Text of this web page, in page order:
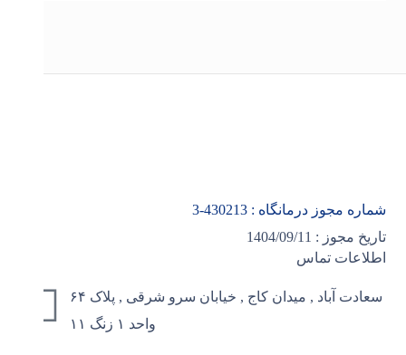
شماره مجوز درمانگاه : 430213
-3
تاریخ مجوز : 1404/09/11
اطلاعات تماس
سعادت آباد , میدان کاج , خیابان سرو شرقی , پلاک ۶۴
واحد ۱ زنگ ۱۱